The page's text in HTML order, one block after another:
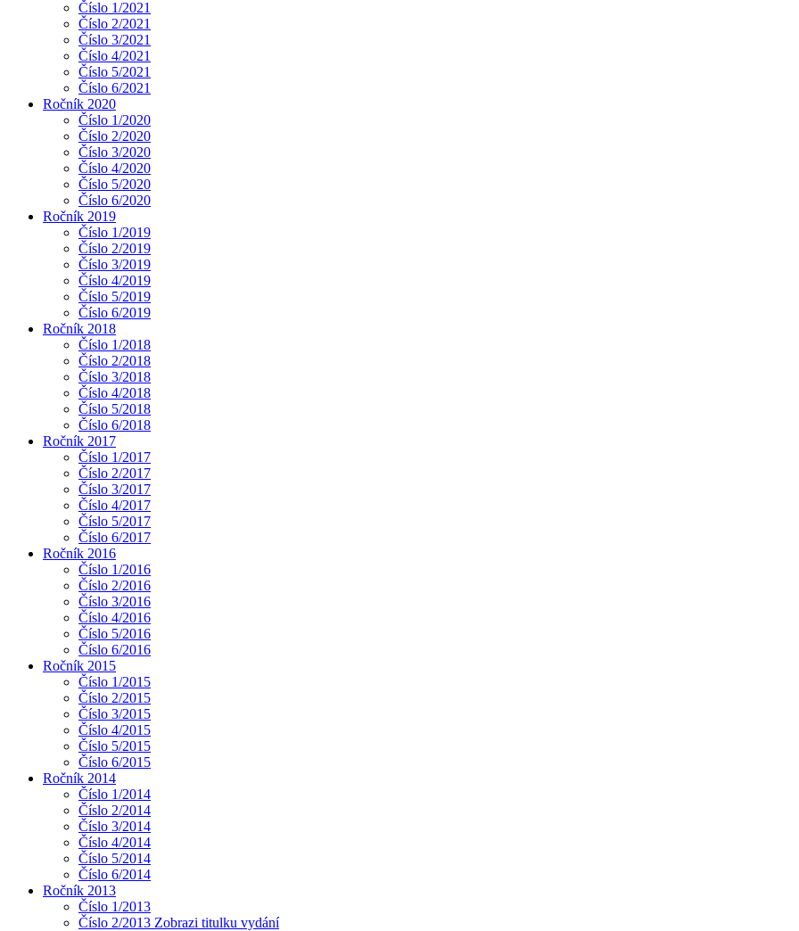
Číslo 1/2021
Číslo 2/2021
Číslo 3/2021
Číslo 4/2021
Číslo 5/2021
Číslo 6/2021
Ročník 2020
Číslo 1/2020
Číslo 2/2020
Číslo 3/2020
Číslo 4/2020
Číslo 5/2020
Číslo 6/2020
Ročník 2019
Číslo 1/2019
Číslo 2/2019
Číslo 3/2019
Číslo 4/2019
Číslo 5/2019
Číslo 6/2019
Ročník 2018
Číslo 1/2018
Číslo 2/2018
Číslo 3/2018
Číslo 4/2018
Číslo 5/2018
Číslo 6/2018
Ročník 2017
Číslo 1/2017
Číslo 2/2017
Číslo 3/2017
Číslo 4/2017
Číslo 5/2017
Číslo 6/2017
Ročník 2016
Číslo 1/2016
Číslo 2/2016
Číslo 3/2016
Číslo 4/2016
Číslo 5/2016
Číslo 6/2016
Ročník 2015
Číslo 1/2015
Číslo 2/2015
Číslo 3/2015
Číslo 4/2015
Číslo 5/2015
Číslo 6/2015
Ročník 2014
Číslo 1/2014
Číslo 2/2014
Číslo 3/2014
Číslo 4/2014
Číslo 5/2014
Číslo 6/2014
Ročník 2013
Číslo 1/2013
Číslo 2/2013 Zobrazi titulku vydání